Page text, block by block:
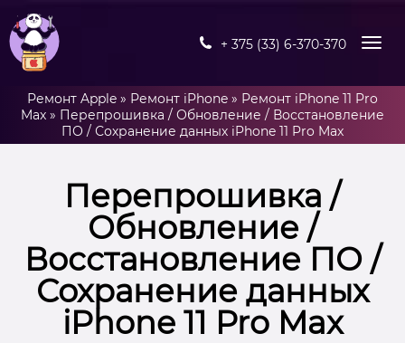
+ 375 (33) 6-370-370
Ремонт Apple » Ремонт iPhone » Ремонт iPhone 11 Pro
Max » Перепрошивка / Обновление / Восстановление
ПО / Сохранение данных iPhone 11 Pro Max
Перепрошивка /
Обновление /
Восстановление ПО /
Сохранение данных
iPhone 11 Pro Max